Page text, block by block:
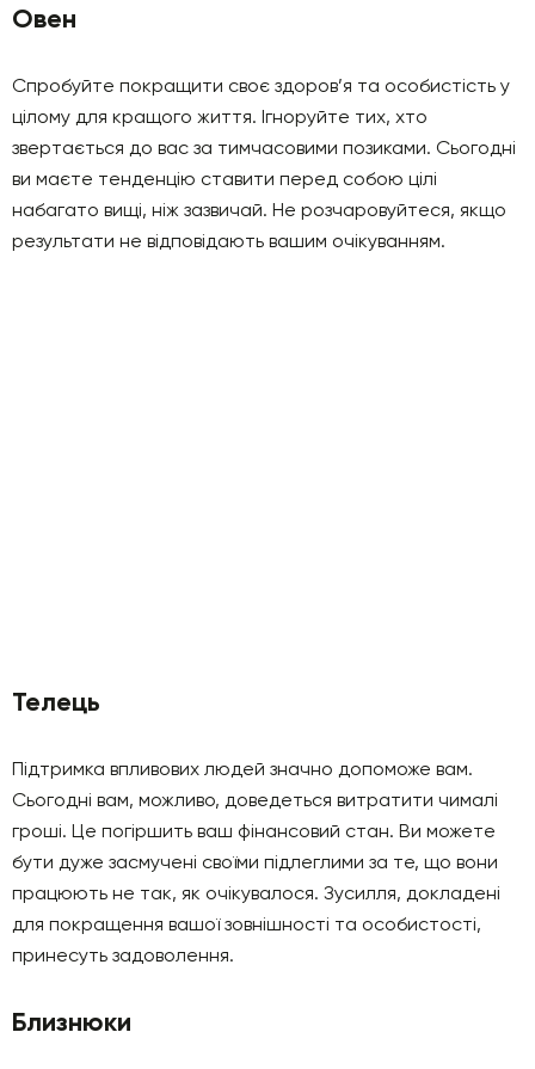
Овен
Спробуйте покращити своє здоров’я та особистість у
цілому для кращого життя. Ігноруйте тих, хто
звертається до вас за тимчасовими позиками. Сьогодні
ви маєте тенденцію ставити перед собою цілі
набагато вищі, ніж зазвичай. Не розчаровуйтеся, якщо
результати не відповідають вашим очікуванням.
Телець
Підтримка впливових людей значно допоможе вам.
Сьогодні вам, можливо, доведеться витратити чималі
гроші. Це погіршить ваш фінансовий стан. Ви можете
бути дуже засмучені своїми підлеглими за те, що вони
працюють не так, як очікувалося. Зусилля, докладені
для покращення вашої зовнішності та особистості,
принесуть задоволення.
Близнюки